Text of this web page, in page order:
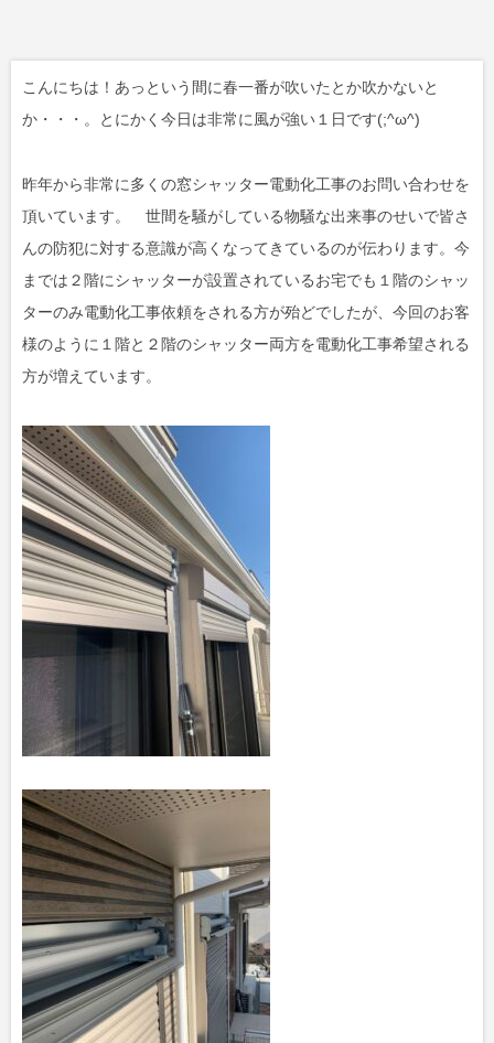
こんにちは！あっという間に春一番が吹いたとか吹かないと
か・・・。とにかく今日は非常に風が強い１日です(;^ω^)
昨年から非常に多くの窓シャッター電動化工事のお問い合わせを
頂いています。 世間を騒がしている物騒な出来事のせいで皆さ
んの防犯に対する意識が高くなってきているのが伝わります。今
までは２階にシャッターが設置されているお宅でも１階のシャッ
ターのみ電動化工事依頼をされる方が殆どでしたが、今回のお客
様のように１階と２階のシャッター両方を電動化工事希望される
方が増えています。